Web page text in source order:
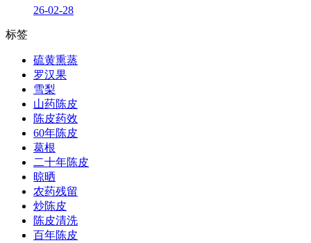
26-02-28
标签
硫黄熏蒸
罗汉果
雪梨
山药陈皮
陈皮药效
60年陈皮
葛根
二十年陈皮
晾晒
农药残留
炒陈皮
陈皮清洗
百年陈皮